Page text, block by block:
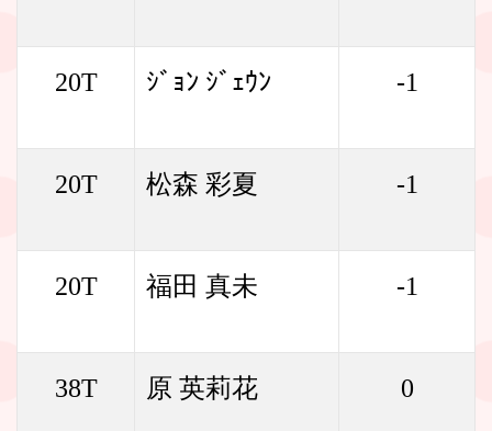
20T ｼﾞｮﾝ ｼﾞｪｳﾝ -1
20T 松森 彩夏 -1
20T 福田 真未 -1
38T 原 英莉花 0